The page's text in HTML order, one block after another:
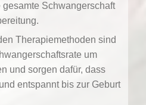
Schwangerschaft
Therapiemethoden sind
um
und sorgen dafür, dass
entspannt bis zur Geburt